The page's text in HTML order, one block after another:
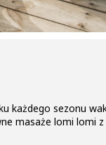
każdego sezonu
masaże lomi lomi